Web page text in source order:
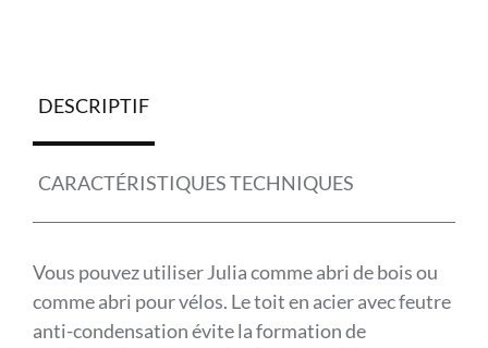
DESCRIPTIF
CARACTÉRISTIQUES TECHNIQUES
Vous pouvez utiliser Julia comme abri de bois ou
comme abri pour vélos. Le toit en acier avec feutre
anti-condensation évite la formation de